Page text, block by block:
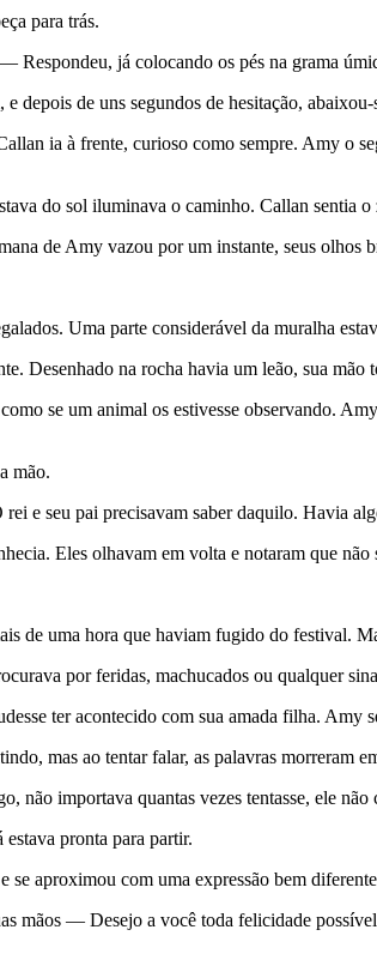
para trás.
Respondeu, já colocando os pés na grama
depois de uns segundos de hesitação,
ia à frente, curioso como sempre. Amy o
do sol iluminava o caminho. Callan sentia
de Amy vazou por um instante, seus olhos
Uma parte considerável da muralha
Desenhado na rocha havia um leão, sua mão
se um animal os estivesse observando.
mão.
rei e seu pai precisavam saber daquilo. Havia
Eles olhavam em volta e notaram que
de uma hora que haviam fugido do festival.
por feridas, machucados ou qualquer
ter acontecido com sua amada filha. Amy
mas ao tentar falar, as palavras morreram
não importava quantas vezes tentasse, ele
pronta para partir.
se aproximou com uma expressão bem
mãos — Desejo a você toda felicidade